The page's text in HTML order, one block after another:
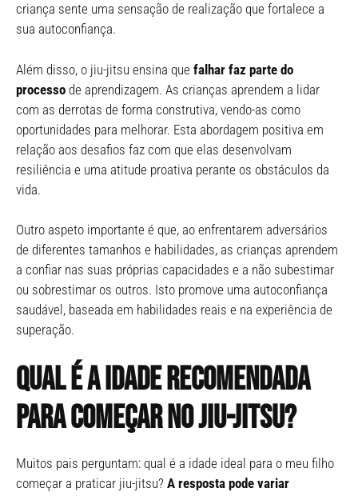
criança sente uma sensação de realização que fortalece a
sua autoconfiança.
Além disso, o jiu-jitsu ensina que falhar faz parte do
processo de aprendizagem. As crianças aprendem a lidar
com as derrotas de forma construtiva, vendo-as como
oportunidades para melhorar. Esta abordagem positiva em
relação aos desafios faz com que elas desenvolvam
resiliência e uma atitude proativa perante os obstáculos da
vida.
Outro aspeto importante é que, ao enfrentarem adversários
de diferentes tamanhos e habilidades, as crianças aprendem
a confiar nas suas próprias capacidades e a não subestimar
ou sobrestimar os outros. Isto promove uma autoconfiança
saudável, baseada em habilidades reais e na experiência de
superação.
Qual é a idade recomendada
para começar no Jiu-Jitsu?
Muitos pais perguntam: qual é a idade ideal para o meu filho
começar a praticar jiu-jitsu? A resposta pode variar